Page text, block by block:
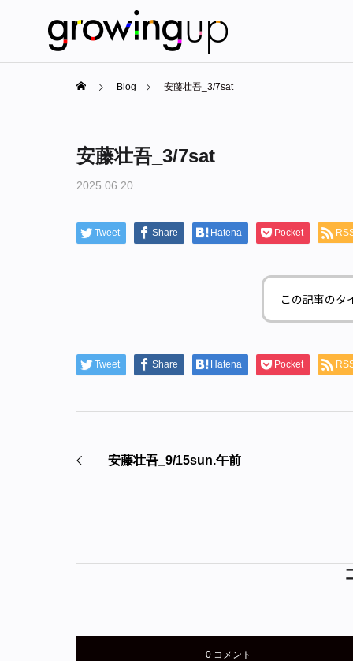
Blog 安藤壮吾_3/7sat
安藤壮吾_3/7sat
2025.06.20
Tweet Share Hatena Pocket
この記事のタ
Tweet Share Hatena Pocket
安藤壮吾_9/15sun.午前
0 コメント